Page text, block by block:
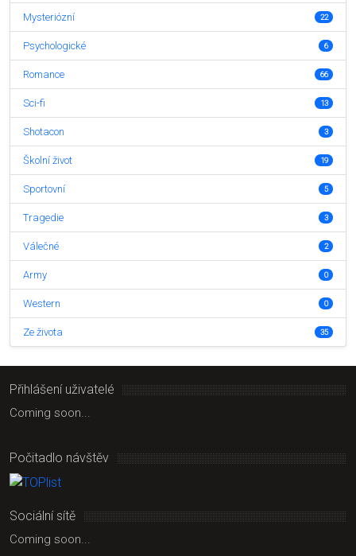
Mysteriózní 22
Psychologické 6
Romance 66
Sci-fi 13
Shotacon 3
Školní život 19
Sportovní 5
Tragedie 3
Válečné 2
Army 0
Western 0
Ze života 35
Přihlášení uživatelé
Coming soon...
Počitadlo návštěv
Sociální sítě
Coming soon...